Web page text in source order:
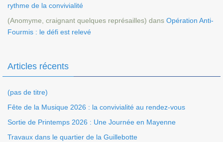
rythme de la convivialité
(Anomyme, craignant quelques représailles) dans Opération Anti-
Fourmis : le défi est relevé
Articles récents
(pas de titre)
Fête de la Musique 2026 : la convivialité au rendez-vous
Sortie de Printemps 2026 : Une Journée en Mayenne
Travaux dans le quartier de la Guillebotte